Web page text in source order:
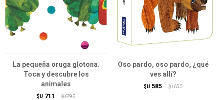
La pequeña oruga glotona.
Toca y descubre los
animales
$U 711 $U 790
Oso pardo, oso pardo, ¿qué
ves allí?
$U 585 $U 650